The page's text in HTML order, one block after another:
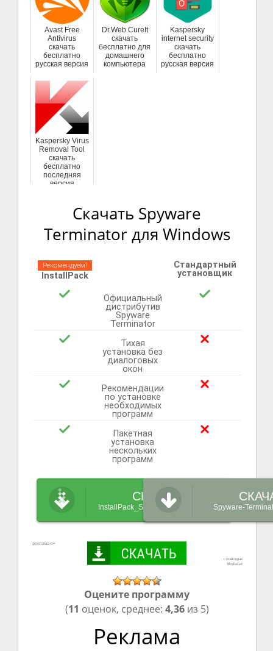
Avast Free
Antivirus
скачать
бесплатно
русская версия
Dr.Web CureIt
скачать
бесплатно для
домашнего
компьютера
Kaspersky
internet security
скачать
бесплатно
русская версия
Kaspersky Virus
Removal Tool
скачать
бесплатно
последняя
версия
Скачать Spyware
Terminator для Windows
Рекомендуем!
InstallPack
Стандартный
установщик
Официальный
дистрибутив
Spyware
Terminator
Тихая
установка без
диалоговых
окон
Рекомендации
по установке
необходимых
программ
Пакетная
установка
нескольких
программ
СКАЧАТЬ
InstallPack_Spyware-Terminator.exeSpyware-
Оцените программу
(11 оценок, среднее: 4,36из 5)
Реклама